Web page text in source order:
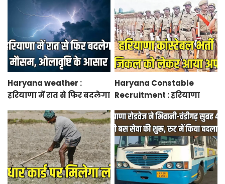
50 प्रतिशत सब्सिडी, फटाफट
करें आवेदन
Haryana weather :
हरियाणा में रात से फिर बदलेगा
Haryana Constable
Recruitment : हरियाणा
लेकर आया अपडेट, हर पद के
लिए 55 युवाओं ने किया
आवेदन